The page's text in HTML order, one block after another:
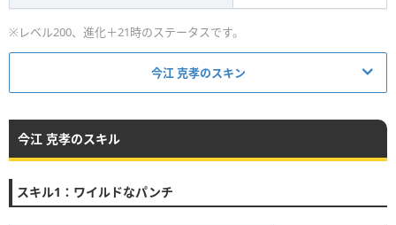
※レベル200、進化＋21時のステータスです。
今江 克孝のスキン
今江 克孝のスキル
スキル1：ワイルドなパンチ